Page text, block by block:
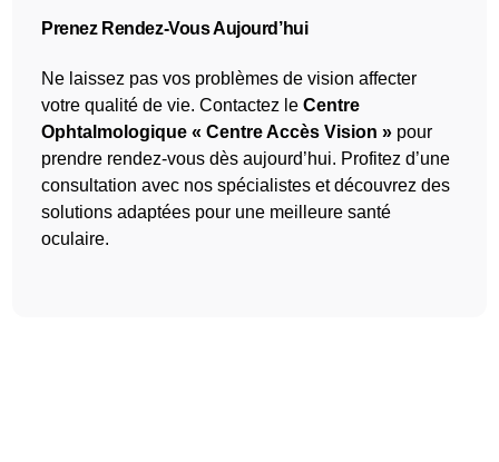
Prenez Rendez-Vous Aujourd’hui
Ne laissez pas vos problèmes de vision affecter
votre qualité de vie. Contactez leCentre
Ophtalmologique « Centre Accès Vision » pour
prendre rendez-vous dès aujourd’hui. Profitez d’une
consultation avec nos spécialistes et découvrez des
solutions adaptées pour une meilleure santé
oculaire.